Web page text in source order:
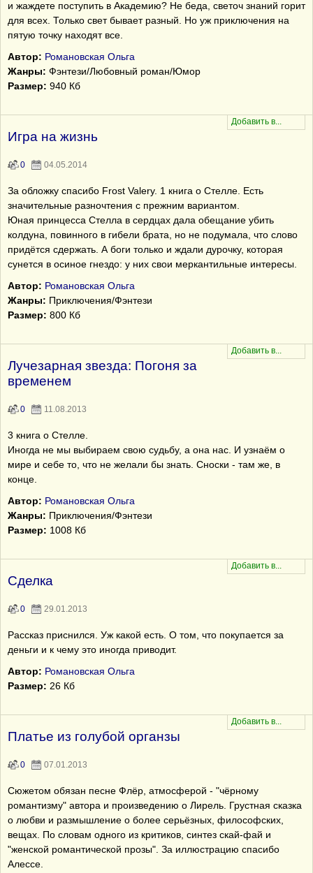
и жаждете поступить в Академию? Не беда, светоч знаний горит
для всех. Только свет бывает разный. Но уж приключения на
пятую точку находят все.
Автор: Романовская Ольга
Жанры: Фэнтези/Любовный роман/Юмор
Размер: 940 Кб
Игра на жизнь
0 04.05.2014
За обложку спасибо Frost Valery. 1 книга о Стелле. Есть
значительные разночтения с прежним вариантом.
Юная принцесса Стелла в сердцах дала обещание убить
колдуна, повинного в гибели брата, но не подумала, что слово
придётся сдержать. А боги только и ждали дурочку, которая
сунется в осиное гнездо: у них свои меркантильные интересы.
Автор: Романовская Ольга
Жанры: Приключения/Фэнтези
Размер: 800 Кб
Лучезарная звезда: Погоня за
временем
0 11.08.2013
3 книга о Стелле.
Иногда не мы выбираем свою судьбу, а она нас. И узнаём о
мире и себе то, что не желали бы знать. Сноски - там же, в
конце.
Автор: Романовская Ольга
Жанры: Приключения/Фэнтези
Размер: 1008 Кб
Сделка
0 29.01.2013
Рассказ приснился. Уж какой есть. О том, что покупается за
деньги и к чему это иногда приводит.
Автор: Романовская Ольга
Размер: 26 Кб
Платье из голубой органзы
0 07.01.2013
Сюжетом обязан песне Флёр, атмосферой - "чёрному
романтизму" автора и произведению о Лирель. Грустная сказка
о любви и размышление о более серьёзных, философских,
вещах. По словам одного из критиков, синтез скай-фай и
"женской романтической прозы". За иллюстрацию спасибо
Алессе.